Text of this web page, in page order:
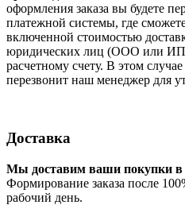
оформления заказа вы будете
платежной системы, где
включенной стоимостью
юридических лиц (ООО или ИП)
расчетному счету. В этом
перезвонит наш менеджер для
Доставка
Мы доставим ваши покупки в
Формирование заказа после
рабочий день.